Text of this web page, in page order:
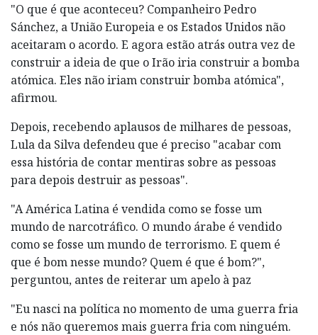
"O que é que aconteceu? Companheiro Pedro
Sánchez, a União Europeia e os Estados Unidos não
aceitaram o acordo. E agora estão atrás outra vez de
construir a ideia de que o Irão iria construir a bomba
atómica. Eles não iriam construir bomba atómica",
afirmou.
Depois, recebendo aplausos de milhares de pessoas,
Lula da Silva defendeu que é preciso "acabar com
essa história de contar mentiras sobre as pessoas
para depois destruir as pessoas".
"A América Latina é vendida como se fosse um
mundo de narcotráfico. O mundo árabe é vendido
como se fosse um mundo de terrorismo. E quem é
que é bom nesse mundo? Quem é que é bom?",
perguntou, antes de reiterar um apelo à paz
"Eu nasci na política no momento de uma guerra fria
e nós não queremos mais guerra fria com ninguém.